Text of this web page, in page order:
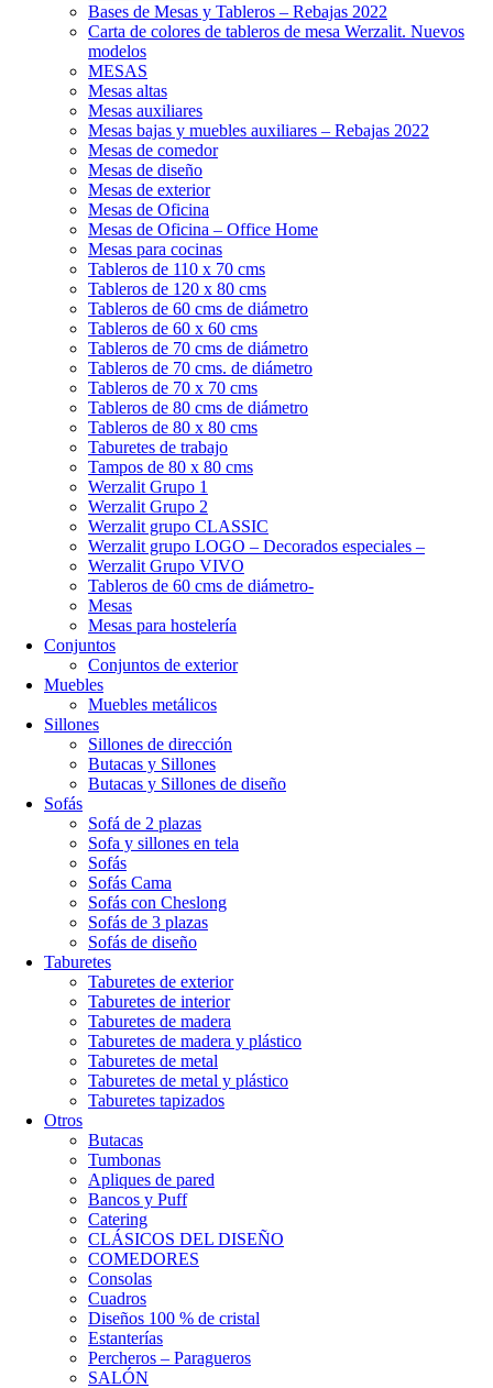
Bases de Mesas y Tableros – Rebajas 2022
Carta de colores de tableros de mesa Werzalit. Nuevos
modelos
MESAS
Mesas altas
Mesas auxiliares
Mesas bajas y muebles auxiliares – Rebajas 2022
Mesas de comedor
Mesas de diseño
Mesas de exterior
Mesas de Oficina
Mesas de Oficina – Office Home
Mesas para cocinas
Tableros de 110 x 70 cms
Tableros de 120 x 80 cms
Tableros de 60 cms de diámetro
Tableros de 60 x 60 cms
Tableros de 70 cms de diámetro
Tableros de 70 cms. de diámetro
Tableros de 70 x 70 cms
Tableros de 80 cms de diámetro
Tableros de 80 x 80 cms
Taburetes de trabajo
Tampos de 80 x 80 cms
Werzalit Grupo 1
Werzalit Grupo 2
Werzalit grupo CLASSIC
Werzalit grupo LOGO – Decorados especiales –
Werzalit Grupo VIVO
Tableros de 60 cms de diámetro-
Mesas
Mesas para hostelería
Conjuntos
Conjuntos de exterior
Muebles
Muebles metálicos
Sillones
Sillones de dirección
Butacas y Sillones
Butacas y Sillones de diseño
Sofás
Sofá de 2 plazas
Sofa y sillones en tela
Sofás
Sofás Cama
Sofás con Cheslong
Sofás de 3 plazas
Sofás de diseño
Taburetes
Taburetes de exterior
Taburetes de interior
Taburetes de madera
Taburetes de madera y plástico
Taburetes de metal
Taburetes de metal y plástico
Taburetes tapizados
Otros
Butacas
Tumbonas
Apliques de pared
Bancos y Puff
Catering
CLÁSICOS DEL DISEÑO
COMEDORES
Consolas
Cuadros
Diseños 100 % de cristal
Estanterías
Percheros – Paragueros
SALÓN